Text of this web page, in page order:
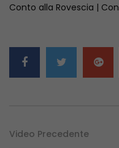
Conto alla Rovescia |
Video Precedente